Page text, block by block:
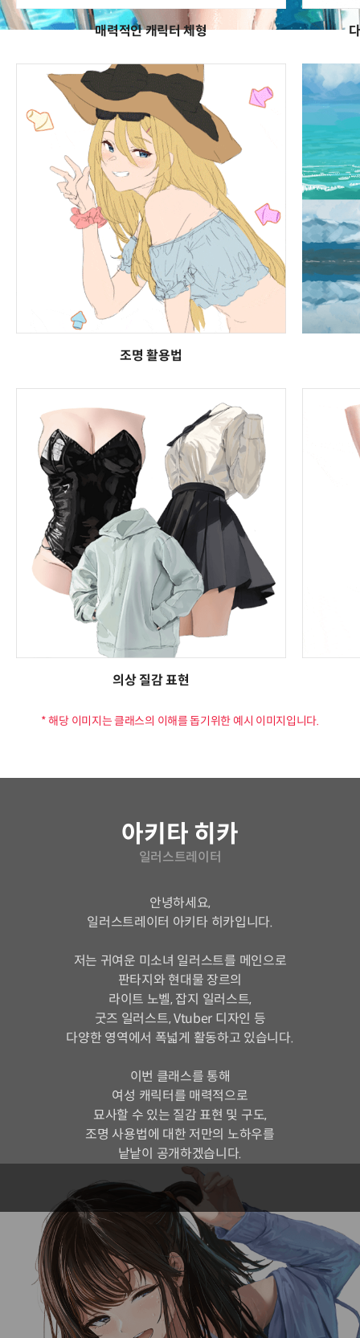
매력적인 캐릭터 체형
조명 활용법
의상 질감 표현
* 해당 이미지는 클래스의 이해를 돕기위한 예시 이미지입니다.
아키타 히카
일러스트레이터
안녕하세요,
일러스트레이터 아키타 히카입니다.
저는 귀여운 미소녀 일러스트를 메인으로
판타지와 현대물 장르의
라이트 노벨, 잡지 일러스트,
굿즈 일러스트, Vtuber 디자인 등
다양한 영역에서 폭넓게 활동하고 있습니다.
이번 클래스를 통해
여성 캐릭터를 매력적으로
묘사할 수 있는 질감 표현 및 구도,
조명 사용법에 대한 저만의 노하우를
낱낱이 공개하겠습니다.